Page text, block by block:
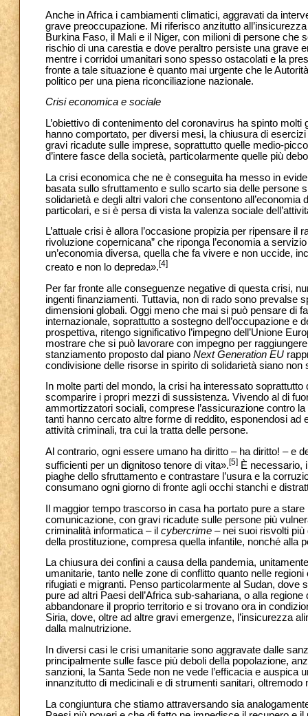
Anche in Africa i cambiamenti climatici, aggravati da
grave preoccupazione. Mi riferisco anzitutto
Burkina Faso, il Mali e il Niger, con milioni di persone
rischio di una carestia e dove peraltro persiste una grave
mentre i corridoi umanitari sono spesso ostacolati e la
fronte a tale situazione è quanto mai urgente che le
politico per una piena riconciliazione nazionale.
Crisi economica e sociale
L’obiettivo di contenimento del coronavirus ha spinto
hanno comportato, per diversi mesi, la chiusura di
gravi ricadute sulle imprese, soprattutto quelle medio-
d’intere fasce della società, particolarmente quelle più
La crisi economica che ne è conseguita ha messo in
basata sullo sfruttamento e sullo scarto sia delle persone
solidarietà e degli altri valori che consentono
particolari, e si è persa di vista la valenza sociale
L’attuale crisi è allora l’occasione propizia per ripensare il
rivoluzione copernicana” che riponga l’economia a
un’economia diversa, quella che fa vivere e non uccide,
creato e non lo depreda».[4]
Per far fronte alle conseguenze negative di questa crisi,
ingenti finanziamenti. Tuttavia, non di rado sono prevalse
dimensioni globali. Oggi meno che mai si può pensare di
internazionale, soprattutto a sostegno dell’occupazione e
prospettiva, ritengo significativo l’impegno dell’Unione
mostrare che si può lavorare con impegno per
stanziamento proposto dal piano Next Generation EU
condivisione delle risorse in spirito di solidarietà siano
In molte parti del mondo, la crisi ha interessato
scomparire i propri mezzi di sussistenza. Vivendo al di
ammortizzatori sociali, comprese l’assicurazione contro
tanti hanno cercato altre forme di reddito, esponendosi
attività criminali, tra cui la tratta delle persone.
Al contrario, ogni essere umano ha diritto – ha diritto! – e
sufficienti per un dignitoso tenore di vita».[5] È necessario,
piaghe dello sfruttamento e contrastare l’usura e la
consumano ogni giorno di fronte agli occhi stanchi e
Il maggior tempo trascorso in casa ha portato pure a
comunicazione, con gravi ricadute sulle persone più
criminalità informatica – il cybercrime – nei suoi risvolti
della prostituzione, compresa quella infantile, nonché alla
La chiusura dei confini a causa della pandemia,
umanitarie, tanto nelle zone di conflitto quanto nelle
rifugiati e migranti. Penso particolarmente al Sudan, dove
pure ad altri Paesi dell’Africa sub-sahariana, o alla
abbandonare il proprio territorio e si trovano ora in
Siria, dove, oltre ad altre gravi emergenze, l’insicurezza
dalla malnutrizione.
In diversi casi le crisi umanitarie sono aggravate dalle
principalmente sulle fasce più deboli della popolazione,
sanzioni, la Santa Sede non ne vede l’efficacia e auspica
innanzitutto di medicinali e di strumenti sanitari,
La congiuntura che stiamo attraversando sia